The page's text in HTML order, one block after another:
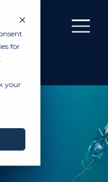
for
your